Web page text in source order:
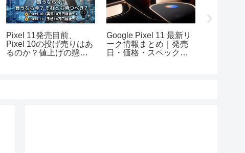
Pixel 11発売目前、
Pixel 10の投げ売りはあ
るのか？値上げの懸念
Google Pixel 11 最新リ
ーク情報まとめ｜発売
日・価格・スペック予